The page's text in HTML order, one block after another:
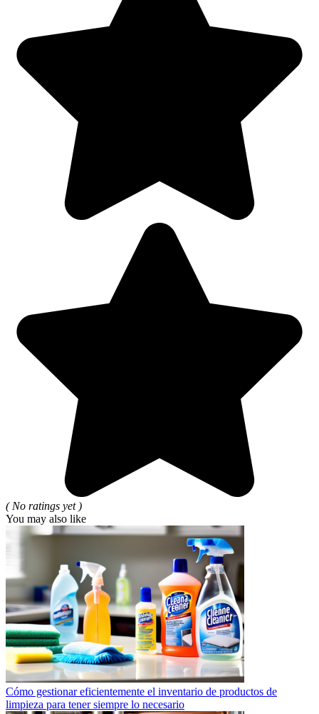
( No ratings yet )
You may also like
Cómo gestionar eficientemente el inventario de productos de
limpieza para tener siempre lo necesario